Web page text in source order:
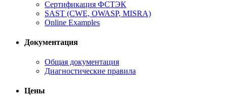
Сертификация ФСТЭК
SAST (CWE, OWASP, MISRA)
Online Examples
Документация
Общая документация
Диагностические правила
Цены